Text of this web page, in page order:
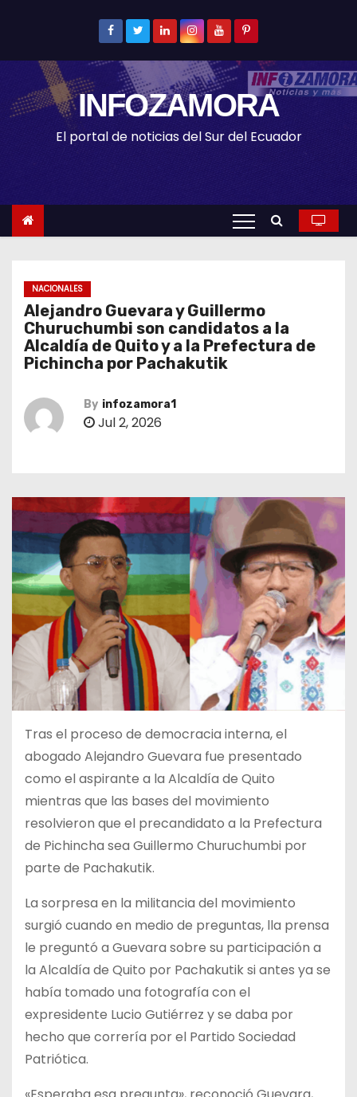
t
e
INFOZAMORA
El portal de noticias del Sur del Ecuador
NACIONALES
Alejandro Guevara y Guillermo
Churuchumbi son candidatos a la
Alcaldía de Quito y a la Prefectura de
Pichincha por Pachakutik
By infozamora1
Jul 2, 2026
Tras el proceso de democracia interna, el
abogado Alejandro Guevara fue presentado
como el aspirante a la Alcaldía de Quito
mientras que las bases del movimiento
resolvieron que el precandidato a la Prefectura
de Pichincha sea Guillermo Churuchumbi por
parte de Pachakutik.
La sorpresa en la militancia del movimiento
surgió cuando en medio de preguntas, lla prensa
le preguntó a Guevara sobre su participación a
la Alcaldía de Quito por Pachakutik si antes ya se
había tomado una fotografía con el
expresidente Lucio Gutiérrez y se daba por
hecho que correría por el Partido Sociedad
Patriótica.